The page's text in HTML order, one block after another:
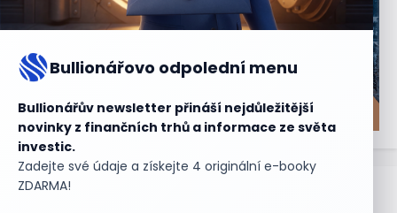
Bullionářovo odpolední menu
Bullionářův newsletter přináší nejdůležitější
novinky z finančních trhů a informace ze světa
investic.
Zadejte své údaje a získejte 4 originální e-booky
ZDARMA!Aktuální